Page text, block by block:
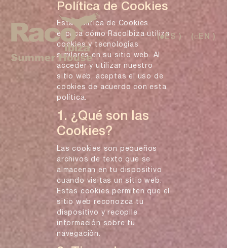
( ES ) ( EN )
Política de Cookies
Esta Política de Cookies
explica cómo RacoIbiza utiliza
cookies y tecnologías
similares en su sitio web. Al
acceder y utilizar nuestro
sitio web, aceptas el uso de
cookies de acuerdo con esta
política.
1. ¿Qué son las
Cookies?
Las cookies son pequeños
archivos de texto que se
almacenan en tu dispositivo
cuando visitas un sitio web.
Estas cookies permiten que el
sitio web reconozca tu
dispositivo y recopile
información sobre tu
navegación.